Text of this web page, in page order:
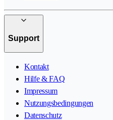
Support
Kontakt
Hilfe & FAQ
Impressum
Nutzungsbedingungen
Datenschutz